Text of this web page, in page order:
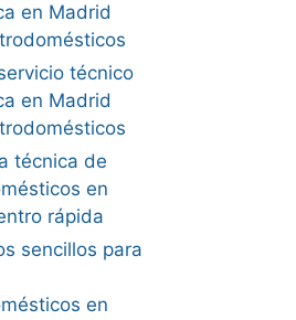
en Madrid
técnico
en Madrid
técnica de
en
rápida
sencillos para
en